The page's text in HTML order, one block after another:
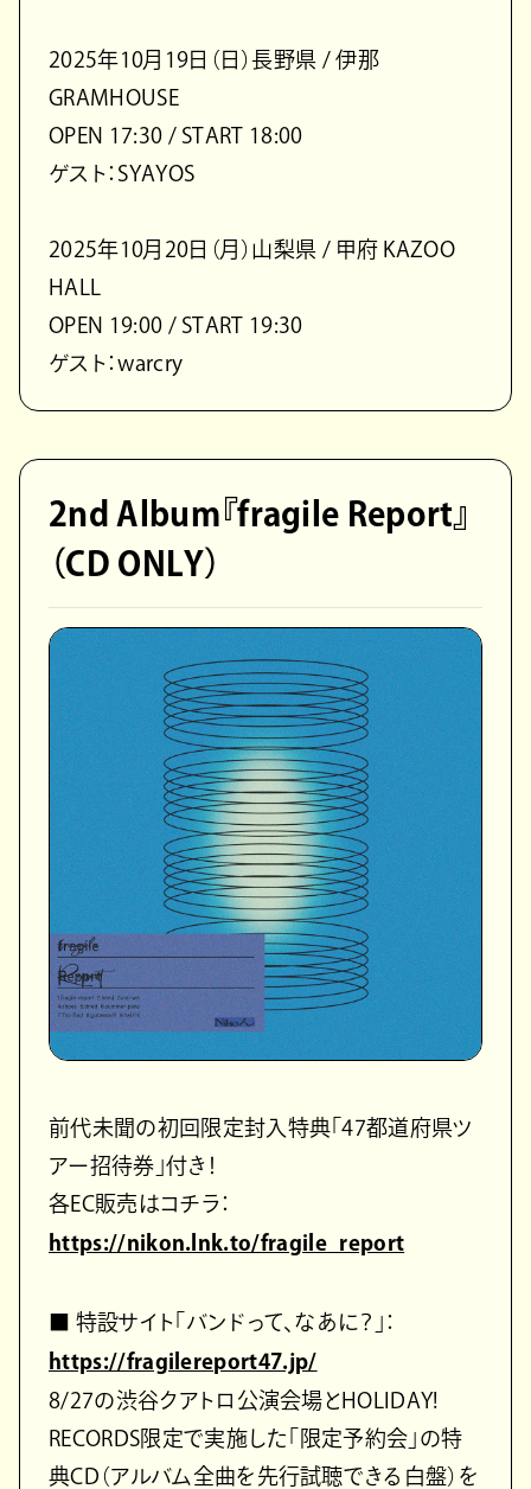
2025年10月19日（日）長野県 / 伊那
GRAMHOUSE
OPEN 17:30 / START 18:00
ゲスト：SYAYOS
2025年10月20日（月）山梨県 / 甲府 KAZOO
HALL
OPEN 19:00 / START 19:30
ゲスト：warcry
2nd Album『fragile Report』
（CD ONLY）
前代未聞の初回限定封入特典「47都道府県ツ
アー招待券」付き！
各EC販売はコチラ：
https://nikon.lnk.to/fragile_report
■ 特設サイト「バンドって、なあに？」：
https://fragilereport47.jp/
8/27の渋谷クアトロ公演会場とHOLIDAY!
RECORDS限定で実施した「限定予約会」の特
典CD（アルバム全曲を先行試聴できる白盤）を